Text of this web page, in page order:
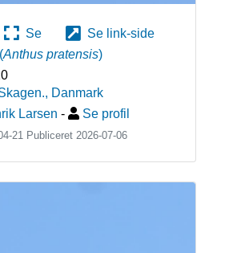
Se
Se link-side
(Anthus pratensis)
, Danmark
Larsen - Se profil
21 Publiceret 2026-07-06